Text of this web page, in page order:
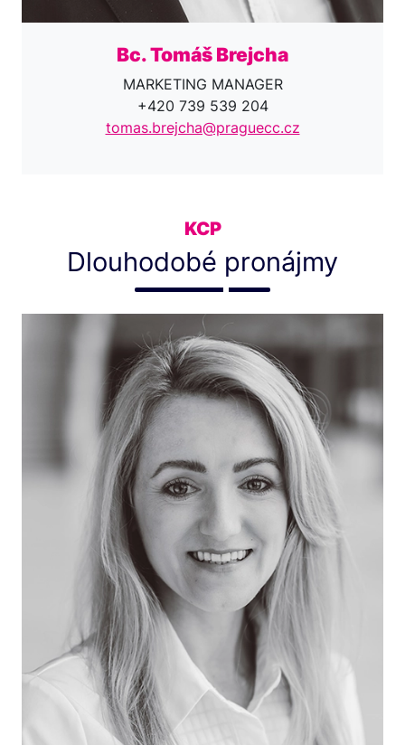
Bc. Tomáš Brejcha
MARKETING MANAGER
+420 739 539 204
tomas.brejcha@praguecc.cz
KCP
Dlouhodobé pronájmy